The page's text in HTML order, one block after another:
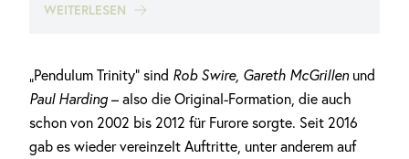
WEITERLESEN
„Pendulum Trinity“ sind Rob Swire, Gareth McGrillenund
Paul Harding – also die Original-Formation, die auch
schon von 2002 bis 2012 für Furore sorgte. Seit 2016
gab es wieder vereinzelt Auftritte, unter anderem auf